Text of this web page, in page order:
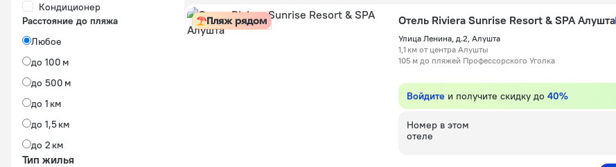
Кондиционер
Расстояние до пляжа
Любое
до 100 м
до 500 м
до 1 км
до 1,5 км
до 2 км
Тип жилья
Пляж рядом Отель Riviera Sunrise Resort & SPA Алушта
Улица Ленина, д.2, Алушта
1,1 км от центра Алушты
105 м до пляжей Профессорского Уголка
Войдите и получите скидку до 40%
Номер в этом
отеле